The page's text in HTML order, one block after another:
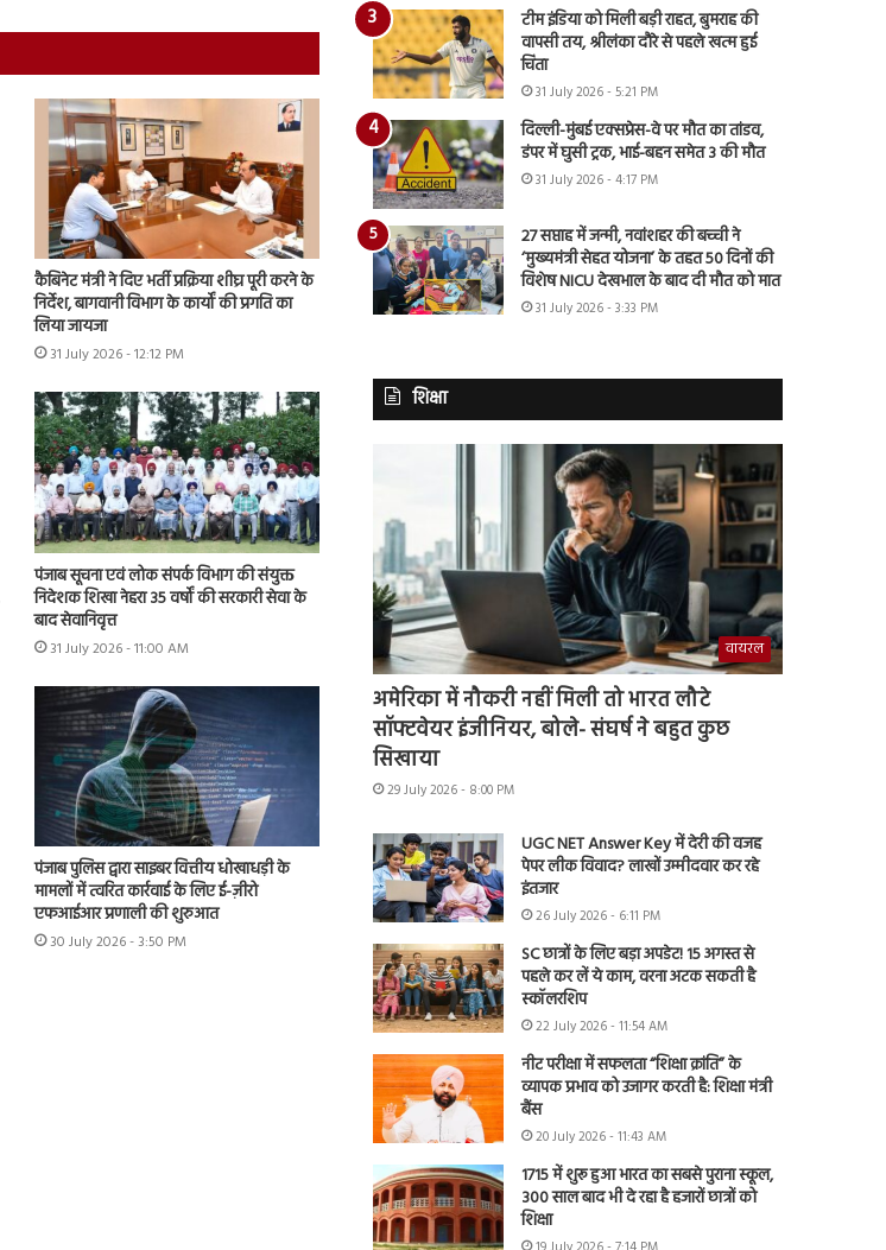
कैबिनेट मंत्री ने दिए भर्ती प्रक्रिया शीघ्र पूरी करने के
निर्देश, बागवानी विभाग के कार्यों की प्रगति का
लिया जायजा
31 July 2026 - 12:12 PM
पंजाब सूचना एवं लोक संपर्क विभाग की संयुक्त
निदेशक शिखा नेहरा 35 वर्षों की सरकारी सेवा के
बाद सेवानिवृत्त
31 July 2026 - 11:00 AM
पंजाब पुलिस द्वारा साइबर वित्तीय धोखाधड़ी के
मामलों में त्वरित कार्रवाई के लिए ई-ज़ीरो
एफआईआर प्रणाली की शुरुआत
30 July 2026 - 3:50 PM
टीम इंडिया को मिली बड़ी राहत, बुमराह की
वापसी तय, श्रीलंका दौरे से पहले खत्म हुई
चिंता
31 July 2026 - 5:21 PM
दिल्ली-मुंबई एक्सप्रेस-वे पर मौत का तांडव,
डंपर में घुसी ट्रक, भाई-बहन समेत 3 की मौत
31 July 2026 - 4:17 PM
27 सप्ताह में जन्मी, नवांशहर की बच्ची ने
‘मुख्यमंत्री सेहत योजना’ के तहत 50 दिनों की
विशेष NICU देखभाल के बाद दी मौत को मात
31 July 2026 - 3:33 PM
शिक्षा
वायरल
अमेरिका में नौकरी नहीं मिली तो भारत लौटे
सॉफ्टवेयर इंजीनियर, बोले- संघर्ष ने बहुत कुछ
सिखाया
29 July 2026 - 8:00 PM
UGC NET Answer Key में देरी की वजह
पेपर लीक विवाद? लाखों उम्मीदवार कर रहे
इंतजार
26 July 2026 - 6:11 PM
SC छात्रों के लिए बड़ा अपडेट! 15 अगस्त से
पहले कर लें ये काम, वरना अटक सकती है
स्कॉलरशिप
22 July 2026 - 11:54 AM
नीट परीक्षा में सफलता “शिक्षा क्रांति” के
व्यापक प्रभाव को उजागर करती है: शिक्षा मंत्री
बैंस
20 July 2026 - 11:43 AM
1715 में शुरू हुआ भारत का सबसे पुराना स्कूल,
300 साल बाद भी दे रहा है हजारों छात्रों को
शिक्षा